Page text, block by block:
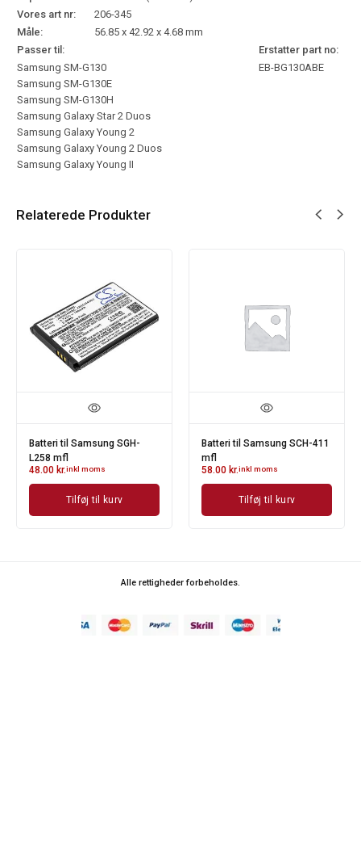
Vores art nr:
206-345
Måle:
56.85 x 42.92 x 4.68 mm
Passer til:
Erstatter part no:
Samsung SM-G130
Samsung SM-G130E
Samsung SM-G130H
Samsung Galaxy Star 2 Duos
Samsung Galaxy Young 2
Samsung Galaxy Young 2 Duos
Samsung Galaxy Young II
EB-BG130ABE
Relaterede Produkter
Batteri til Samsung SGH-
L258 mfl
48.00 kr.inkl moms
Tilføj til kurv
Batteri til Samsung SCH-411
mfl
58.00 kr.inkl moms
Tilføj til kurv
Alle rettigheder forbeholdes.